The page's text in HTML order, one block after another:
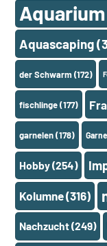
Aquarium
Aquascaping
der Schwarm(172)
fischlinge(177)
garnelen(178)
Hobby(254)
Kolumne(316)
Nachzucht(249)